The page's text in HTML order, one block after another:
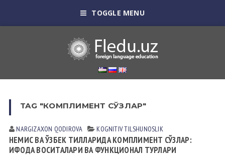
TOGGLE MENU
TAG "КОМПЛИМЕНТ СЎЗЛАР"
NARGIZAXON QODIROVА KOGNITIV TILSHUNOSLIK
НЕМИС ВА ЎЗБЕК ТИЛЛАРИДА КОМПЛИМЕНТ СЎЗЛАР:
ИФОДА ВОСИТАЛАРИ ВА ФУНКЦИОНАЛ ТУРЛАРИ